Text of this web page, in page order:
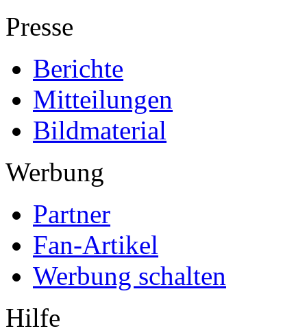
Presse
Berichte
Mitteilungen
Bildmaterial
Werbung
Partner
Fan-Artikel
Werbung schalten
Hilfe